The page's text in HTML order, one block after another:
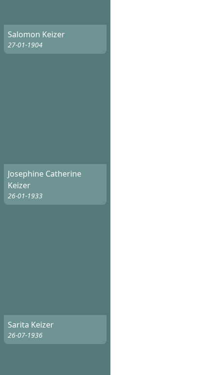
Salomon Keizer
27-01-1904
Josephine Catherine
Keizer
26-01-1933
Sarita Keizer
26-07-1936